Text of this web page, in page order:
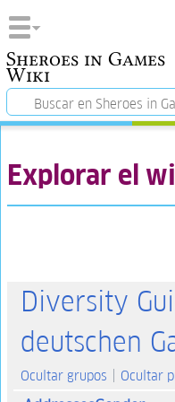
Sheroes in Games
Wiki
Explorar el
Diversity
deutschen
Ocultar grupos Ocultar